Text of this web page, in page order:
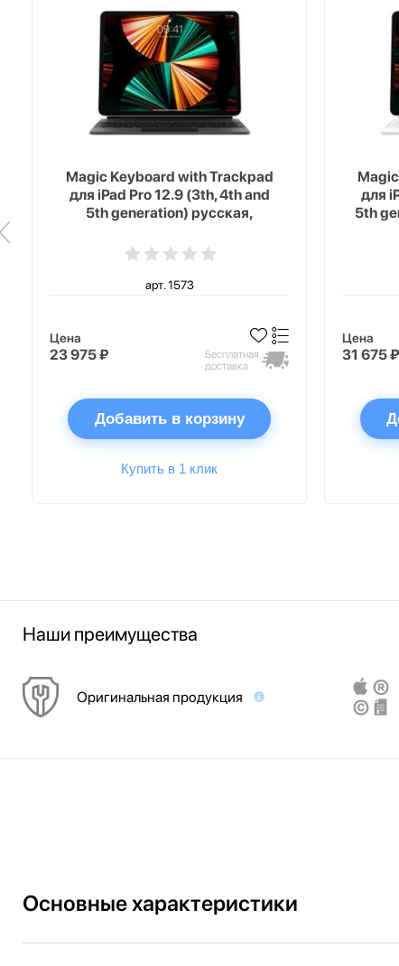
Magic Keyboard with Trackpad
для iPad Pro 12.9 (3th, 4th and
5th generation) русская,
арт. 1573
Цена
23 975 ₽
Бесплатная
доставка
Добавить в корзину
Купить в 1 клик
для
5th
Цена
31 675 ₽
Наши преимущества
Оригинальная продукция
Основные характеристики